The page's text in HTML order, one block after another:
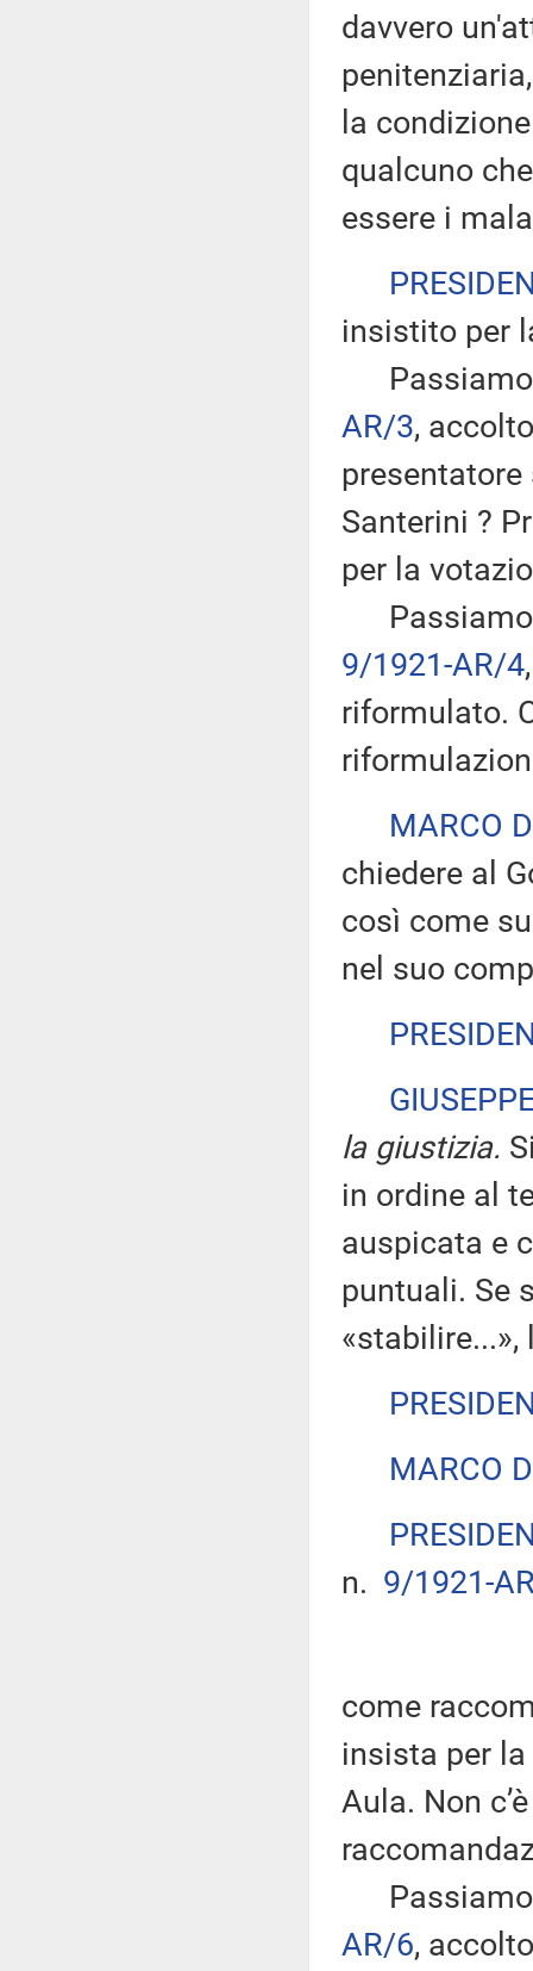
davvero
la
qualcuno
essere i
insistito per
Passiamo
AR/3,
Santerini ?
per la
Passiamo
9/1921-AR/4
riformulato.
MARCO
chiedere al
così come
nel suo
la giustizia.
in ordine al
auspicata e
puntuali. Se
MARCO
n. 9/1921-
come
insista per
Aula. Non
Passiamo
AR/6,